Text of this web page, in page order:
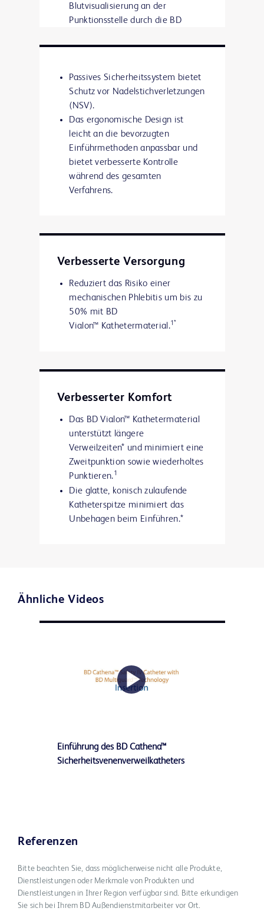
Blutvisualisierung an der
Punktionsstelle durch die BD
was dazu beitragen kann, den
verbessern.
Passives Sicherheitssystem bietet
Schutz vor Nadelstichverletzungen
(NSV).
Das ergonomische Design ist
leicht an die bevorzugten
Einführmethoden anpassbar und
bietet verbesserte Kontrolle
während des gesamten
Verfahrens.
Verbesserte Versorgung
Reduziert das Risiko einer
mechanischen Phlebitis um bis zu
50% mit BD
Vialon™ Kathetermaterial.1*
Verbesserter Komfort
Das BD Vialon™ Kathetermaterial
unterstützt längere
Verweilzeiten* und minimiert eine
Zweitpunktion sowie wiederholtes
Punktieren.1
Die glatte, konisch zulaufende
Katheterspitze minimiert das
Unbehagen beim Einführen.*
Ähnliche Videos
Video
Einführung des BD Cathena™
Sicherheitsvenenverweilkatheters
Referenzen
Bitte beachten Sie, dass möglicherweise nicht alle Produkte,
Dienstleistungen oder Merkmale von Produkten und
Dienstleistungen in Ihrer Region verfügbar sind. Bitte erkundigen
Sie sich bei Ihrem BD Außendienstmitarbeiter vor Ort.